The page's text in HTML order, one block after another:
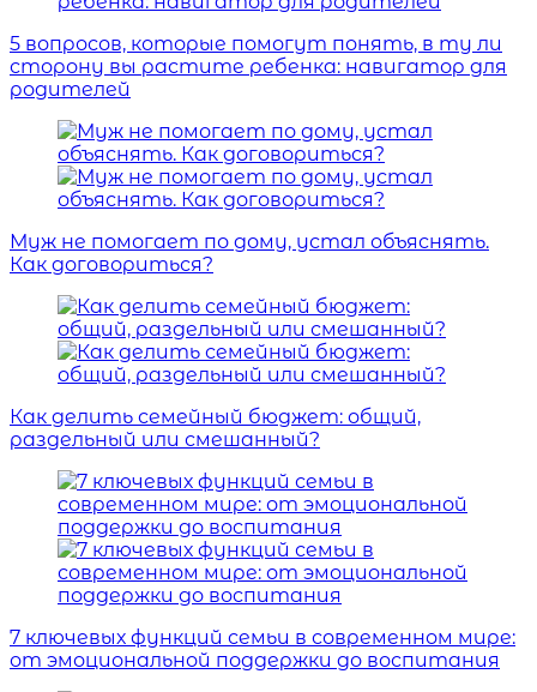
5 вопросов, которые помогут понять, в ту ли
сторону вы растите ребенка: навигатор для
родителей
Муж не помогает по дому, устал объяснять.
Как договориться?
Как делить семейный бюджет: общий,
раздельный или смешанный?
7 ключевых функций семьи в современном мире:
от эмоциональной поддержки до воспитания